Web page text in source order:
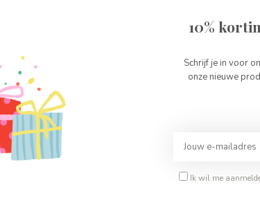
Je beoordeling toevoegen
10%
Schrijf je in voor
onze nieuwe
Ik wil me